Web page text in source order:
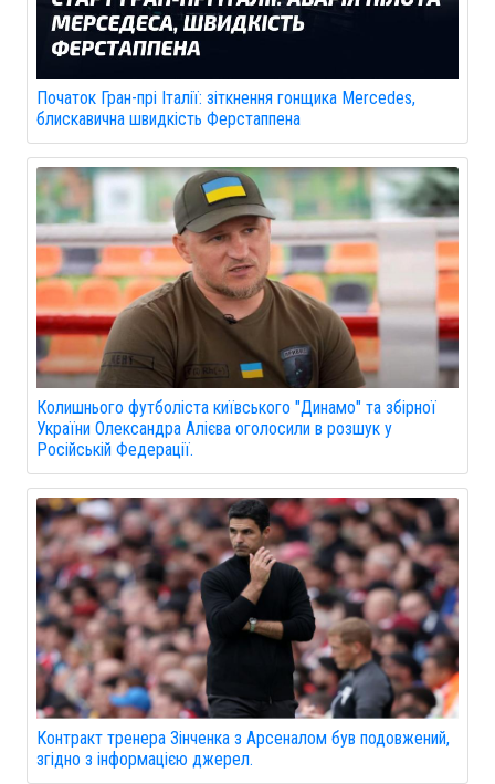
Початок Гран-прі Італії: зіткнення гонщика Mercedes,
блискавична швидкість Ферстаппена
Колишнього футболіста київського "Динамо" та збірної
України Олександра Алієва оголосили в розшук у
Російській Федерації.
Контракт тренера Зінченка з Арсеналом був подовжений,
згідно з інформацією джерел.